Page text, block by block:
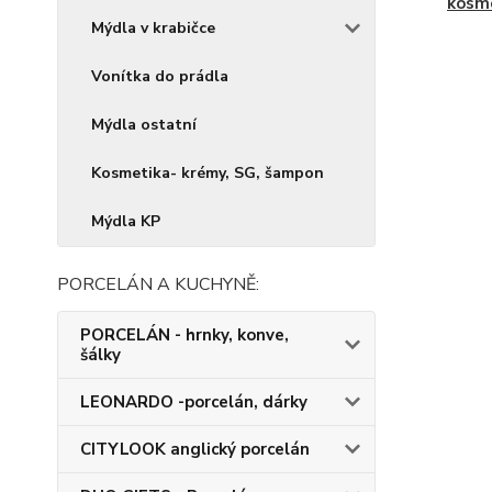
Mýdla v krabičce
Vonítka do prádla
Mýdla ostatní
Kosmetika- krémy, SG, šampon
Mýdla KP
PORCELÁN A KUCHYNĚ:
PORCELÁN - hrnky, konve,
šálky
LEONARDO -porcelán, dárky
CITYLOOK anglický porcelán